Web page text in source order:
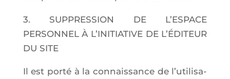
3. SUPPRESSION DE L’ESPACE
PERSONNEL À L’INITIATIVE DE L’ÉDITEUR
DU SITE
Il est por­té à la connais­sance de l’u­ti­li­sa­